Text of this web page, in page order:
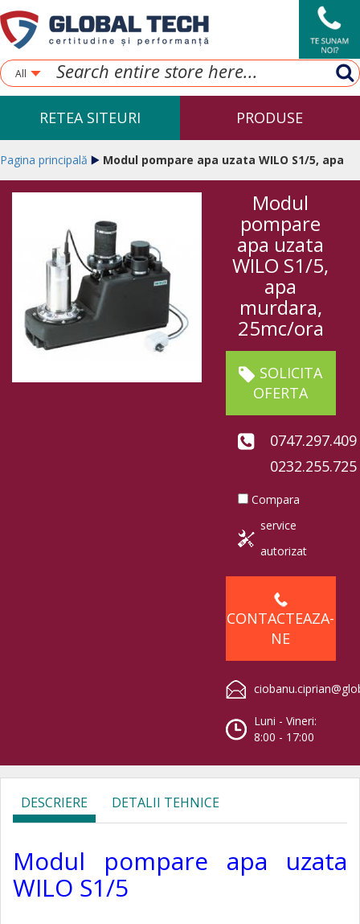
All
RETEA SITEURI PRODUSE
Pagina principală Modul pompare apa uzata WILO S1/5, apa
Modul
pompare
apa uzata
WILO S1/5,
apa
murdara,
25mc/ora
SOLICITA
OFERTA
0747.297.409
0232.255.725
Compara
service
autorizat
CONTACTEAZA-
NE
Luni - Vineri:
8:00 - 17:00
DESCRIERE DETALII TEHNICE
Modul pompare apa uzata
WILO S1/5